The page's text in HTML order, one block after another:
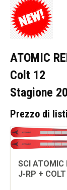
ATOMIC
Colt 12
Stagione
Prezzo di
SCI ATOMIC
J-RP +